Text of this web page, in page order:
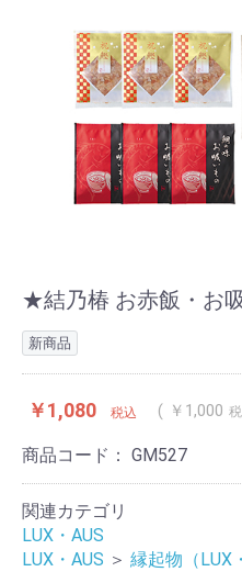
★結乃椿 お赤飯・お
新商品
￥1,080 税込 ￥1,000
商品コード： GM527
関連カテゴリ
LUX・AUS
LUX・AUS ＞ 縁起物（LUX